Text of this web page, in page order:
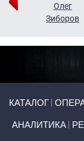
Олег
Зиборов
КАТАЛОГ
АНАЛИТИКА